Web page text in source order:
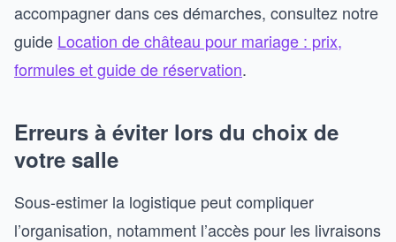
accompagner dans ces démarches, consultez notre
guide Location de château pour mariage : prix,
formules et guide de réservation.
Erreurs à éviter lors du choix de
votre salle
Sous-estimer la logistique peut compliquer
l’organisation, notamment l’accès pour les livraisons